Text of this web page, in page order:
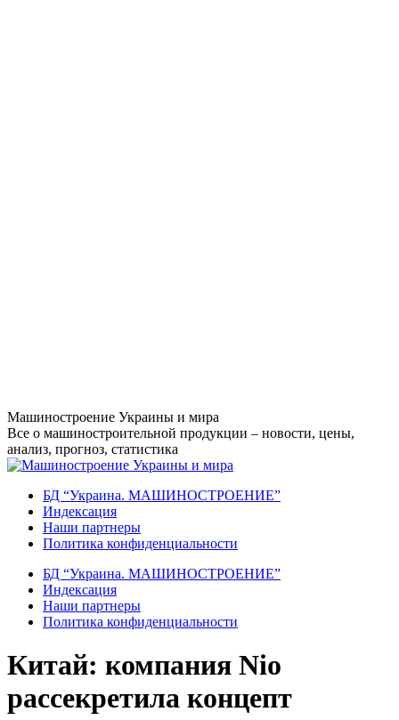
Перейти
к
содержанию
Машиностроение Украины и мира
Все о машиностроительной продукции – новости, цены,
анализ, прогноз, статистика
БД “Украина. МАШИНОСТРОЕНИЕ”
Индекcация
Наши партнеры
Политика конфиденциальности
БД “Украина. МАШИНОСТРОЕНИЕ”
Индекcация
Наши партнеры
Политика конфиденциальности
Китай: компания Nio
рассекретила концепт